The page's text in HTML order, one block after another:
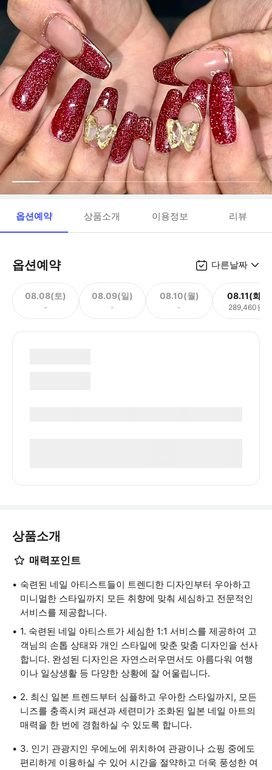
옵션예약 상품소개 이용정보 리뷰
옵션예약 다른날짜
08.08(토)
-
08.09(일)
-
08.10(월)
-
08.11(화)
289,460원
상품소개
매력포인트
숙련된 네일 아티스트들이 트렌디한 디자인부터 우아하고
미니멀한 스타일까지 모든 취향에 맞춰 세심하고 전문적인
서비스를 제공합니다.
1. 숙련된 네일 아티스트가 세심한 1:1 서비스를 제공하여 고
객님의 손톱 상태와 개인 스타일에 맞춘 맞춤 디자인을 선사
합니다. 완성된 디자인은 자연스러우면서도 아름다워 여행
이나 일상생활 등 다양한 상황에 잘 어울립니다.
2. 최신 일본 트렌드부터 심플하고 우아한 스타일까지, 모든
니즈를 충족시켜 패션과 세련미가 조화된 일본 네일 아트의
매력을 한 번에 경험하실 수 있도록 합니다.
3. 인기 관광지인 우에노에 위치하여 관광이나 쇼핑 중에도
편리하게 이용하실 수 있어 시간을 절약하고 더욱 풍성한 여